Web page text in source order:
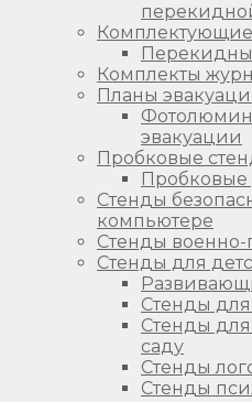
Комплекты
Планы
эвакуации
Пробковые
Пробковые
Стенды
компьютере
Стенды военно-
Стенды для
Стенды для
Стенды
саду
Стенды
Стенды